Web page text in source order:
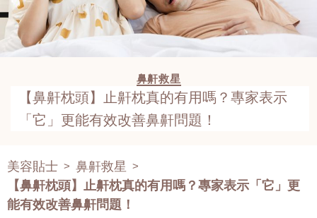
鼻鼾救星
【鼻鼾枕頭】止鼾枕真的有用嗎？專家表示
「它」更能有效改善鼻鼾問題！
美容貼士 > 鼻鼾救星 >
【鼻鼾枕頭】止鼾枕真的有用嗎？專家表示「它」更
能有效改善鼻鼾問題！